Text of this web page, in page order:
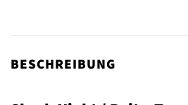
BESCHREIBUNG